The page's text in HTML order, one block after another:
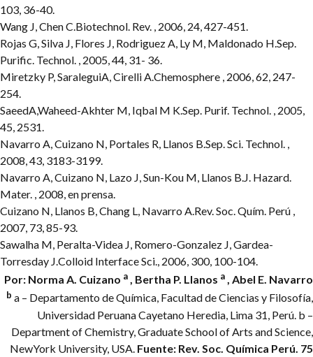
103, 36-40.
Wang J, Chen C.Biotechnol. Rev. , 2006, 24, 427-451.
Rojas G, Silva J, Flores J, Rodriguez A, Ly M, Maldonado H.Sep.
Purific. Technol. , 2005, 44, 31- 36.
Miretzky P, SaraleguiA, Cirelli A.Chemosphere , 2006, 62, 247-
254.
SaeedA,Waheed-Akhter M, Iqbal M K.Sep. Purif. Technol. , 2005,
45, 2531.
Navarro A, Cuizano N, Portales R, Llanos B.Sep. Sci. Technol. ,
2008, 43, 3183-3199.
Navarro A, Cuizano N, Lazo J, Sun-Kou M, Llanos B.J. Hazard.
Mater. , 2008, en prensa.
Cuizano N, Llanos B, Chang L, Navarro A.Rev. Soc. Quím. Perú ,
2007, 73, 85-93.
Sawalha M, Peralta-Videa J, Romero-Gonzalez J, Gardea-
Torresday J.Colloid Interface Sci., 2006, 300, 100-104.
Por: Norma A. Cuizano a, Bertha P. Llanos a, Abel E. Navarro
b a – Departamento de Química, Facultad de Ciencias y Filosofía,
Universidad Peruana Cayetano Heredia, Lima 31, Perú. b –
Department of Chemistry, Graduate School of Arts and Science,
NewYork University, USA. Fuente: Rev. Soc. Química Perú. 75